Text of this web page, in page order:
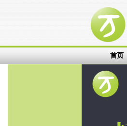
设备铭牌PP标贴
首页